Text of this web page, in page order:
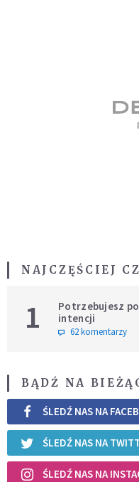
NAJCZĘŚCIEJ
1
Potrzebujesz
intencji
62 komentarzy
BĄDŹ NA
ŚLEDŹ NAS NA
ŚLEDŹ NAS NA
ŚLEDŹ NAS NA